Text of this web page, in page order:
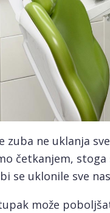
zuba ne uklanja
četkanjem,
se uklonile sve
može